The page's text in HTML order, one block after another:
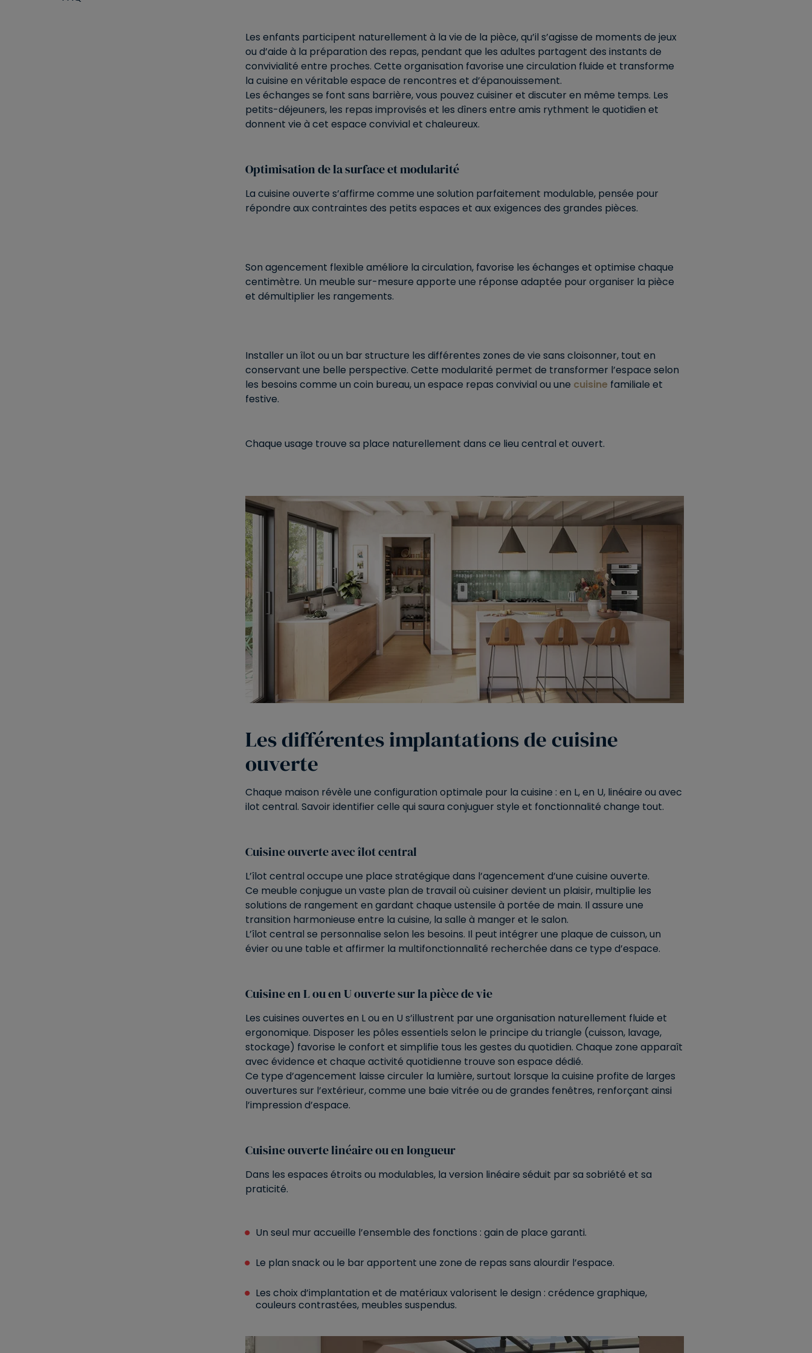
Les enfants participent naturellement à la vie de la pièce, qu’il s’agisse de moments de jeux
ou d’aide à la préparation des repas, pendant que les adultes partagent des instants de
convivialité entre proches. Cette organisation favorise une circulation fluide et transforme
la cuisine en véritable espace de rencontres et d’épanouissement.
Les échanges se font sans barrière, vous pouvez cuisiner et discuter en même temps. Les
petits-déjeuners, les repas improvisés et les dîners entre amis rythment le quotidien et
donnent vie à cet espace convivial et chaleureux.
Optimisation de la surface et modularité
La cuisine ouverte s’affirme comme une solution parfaitement modulable, pensée pour
répondre aux contraintes des petits espaces et aux exigences des grandes pièces.
Son agencement flexible améliore la circulation, favorise les échanges et optimise chaque
centimètre. Un meuble sur-mesure apporte une réponse adaptée pour organiser la pièce
et démultiplier les rangements.
Installer un îlot ou un bar structure les différentes zones de vie sans cloisonner, tout en
conservant une belle perspective. Cette modularité permet de transformer l’espace selon
les besoins comme un coin bureau, un espace repas convivial ou une cuisine familiale et
festive.
Chaque usage trouve sa place naturellement dans ce lieu central et ouvert.
Les différentes implantations de cuisine
ouverte
Chaque maison révèle une configuration optimale pour la cuisine : en L, en U, linéaire ou avec
ilot central. Savoir identifier celle qui saura conjuguer style et fonctionnalité change tout.
Cuisine ouverte avec îlot central
L’îlot central occupe une place stratégique dans l’agencement d’une cuisine ouverte.
Ce meuble conjugue un vaste plan de travail où cuisiner devient un plaisir, multiplie les
solutions de rangement en gardant chaque ustensile à portée de main. Il assure une
transition harmonieuse entre la cuisine, la salle à manger et le salon.
L’îlot central se personnalise selon les besoins. Il peut intégrer une plaque de cuisson, un
évier ou une table et affirmer la multifonctionnalité recherchée dans ce type d’espace.
Cuisine en L ou en U ouverte sur la pièce de vie
Les cuisines ouvertes en L ou en U s’illustrent par une organisation naturellement fluide et
ergonomique. Disposer les pôles essentiels selon le principe du triangle (cuisson, lavage,
stockage) favorise le confort et simplifie tous les gestes du quotidien. Chaque zone apparaît
avec évidence et chaque activité quotidienne trouve son espace dédié.
Ce type d’agencement laisse circuler la lumière, surtout lorsque la cuisine profite de larges
ouvertures sur l’extérieur, comme une baie vitrée ou de grandes fenêtres, renforçant ainsi
l’impression d’espace.
Cuisine ouverte linéaire ou en longueur
Dans les espaces étroits ou modulables, la version linéaire séduit par sa sobriété et sa
praticité.
Un seul mur accueille l’ensemble des fonctions : gain de place garanti.
Le plan snack ou le bar apportent une zone de repas sans alourdir l’espace.
Les choix d’implantation et de matériaux valorisent le design : crédence graphique,
couleurs contrastées, meubles suspendus.​